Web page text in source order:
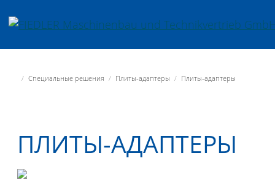
Fiedler Maschinenbau und Technikvertrieb GmbH
Специальные решения Плиты-адаптеры Плиты-адаптеры
ПЛИТЫ-АДАПТЕРЫ